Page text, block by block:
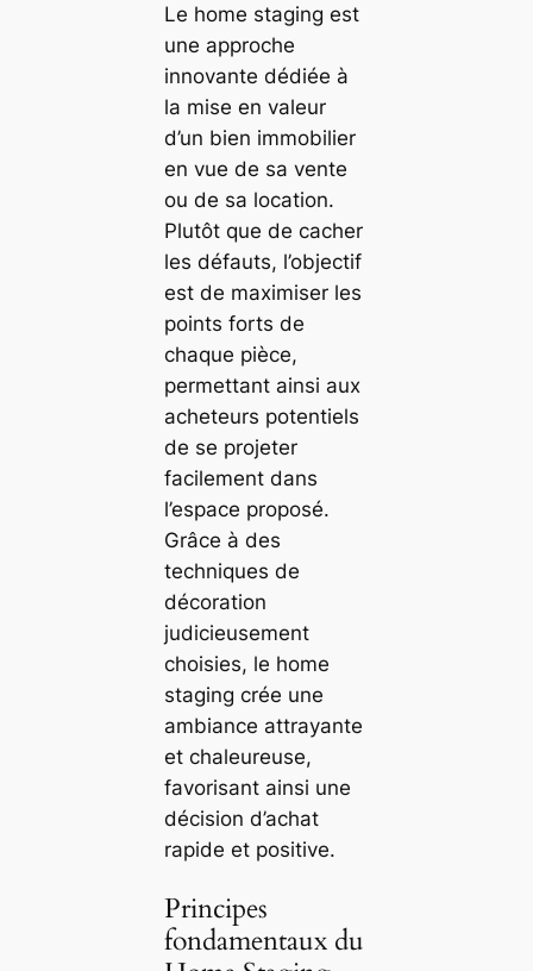
Le home staging est
une approche
innovante dédiée à
la mise en valeur
d’un bien immobilier
en vue de sa vente
ou de sa location.
Plutôt que de cacher
les défauts, l’objectif
est de maximiser les
points forts de
chaque pièce,
permettant ainsi aux
acheteurs potentiels
de se projeter
facilement dans
l’espace proposé.
Grâce à des
techniques de
décoration
judicieusement
choisies, le home
staging crée une
ambiance attrayante
et chaleureuse,
favorisant ainsi une
décision d’achat
rapide et positive.
Principes
fondamentaux du